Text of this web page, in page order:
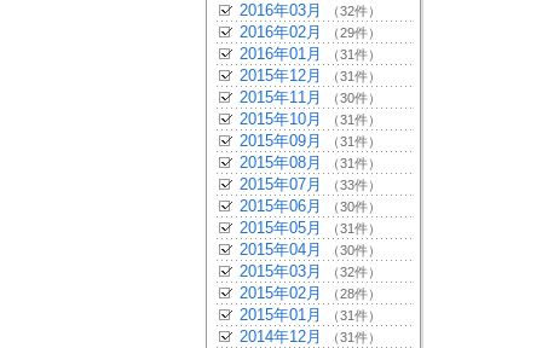
2016年03月 （32件）
2016年02月 （29件）
2016年01月 （31件）
2015年12月 （31件）
2015年11月 （30件）
2015年10月 （31件）
2015年09月 （31件）
2015年08月 （31件）
2015年07月 （33件）
2015年06月 （30件）
2015年05月 （31件）
2015年04月 （30件）
2015年03月 （32件）
2015年02月 （28件）
2015年01月 （31件）
2014年12月 （31件）